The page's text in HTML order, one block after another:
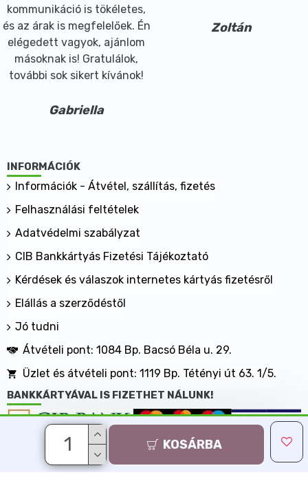
KOSÁRBA
kommunikáció is tökéletes,
és az árak is megfelelőek. Én
elégedett vagyok, ajánlom
másoknak is! Gratulálok,
további sok sikert kívánok!
Gabriella
Zoltán
INFORMÁCIÓK
Információk - Átvétel, szállítás, fizetés
Felhasználási feltételek
Adatvédelmi szabályzat
CIB Bankkártyás Fizetési Tájékoztató
Kérdések és válaszok internetes kártyás fizetésről
Elállás a szerződéstől
Jó tudni
Átvételi pont: 1084 Bp. Bacsó Béla u. 29.
Üzlet és átvételi pont: 1119 Bp. Tétényi út 63. 1/5.
BANKKÁRTYÁVAL IS FIZETHET NÁLUNK!
Minden jog fenntartva, MaxShopping Kft. 2013-2026
Árukereső.hu